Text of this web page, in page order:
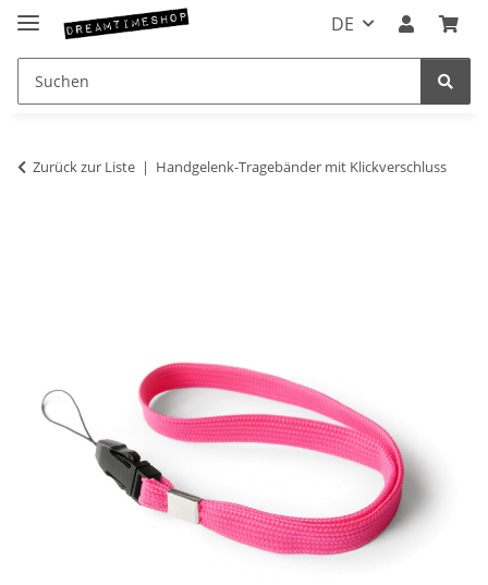
DE
Zurück zur Liste Handgelenk-Tragebänder mit Klickverschluss